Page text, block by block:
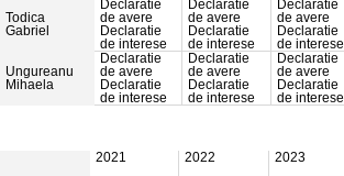
Todica
Gabriel
Declaratie
de avere
Declaratie
de interese
Declaratie
de avere
Declaratie
de interese
Declaratie
de avere
Declaratie
de interese
Ungureanu
Mihaela
Declaratie
de avere
Declaratie
de interese
Declaratie
de avere
Declaratie
de interese
Declaratie
de avere
Declaratie
de interese
2021
2022 2023